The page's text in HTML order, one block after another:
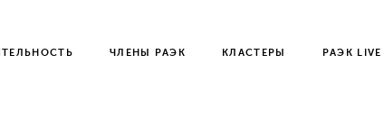
ЧЛЕНЫ РАЭК КЛАСТЕРЫ РАЭК LIVE